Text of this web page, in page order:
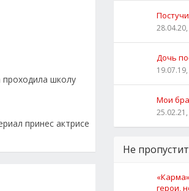
школу
принес актрисе
Дочь
Мои
Не
герои,